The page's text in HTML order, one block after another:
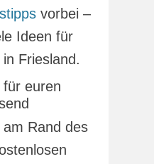
vorbei –
Ideen für
Friesland.
für euren
Rand des